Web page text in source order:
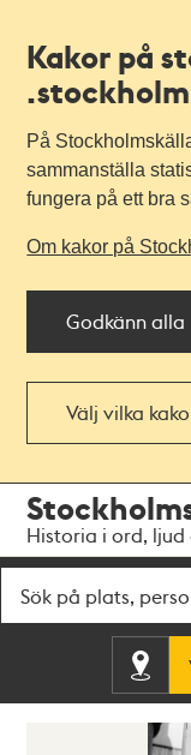
Kakor på
På
sammanställa
fungera på ett bra
Om kakor på
Godkänn alla
Välj vilka
navigationen
huvudinnehållet
Historia i ord, ljud